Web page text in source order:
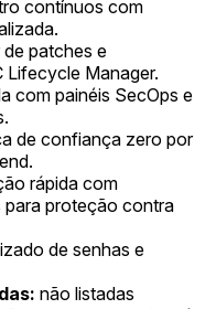
contínuos com
patches e
Lifecycle Manager.
com painéis SecOps e
de confiança zero por
rápida com
para proteção contra
de senhas e
não listadas